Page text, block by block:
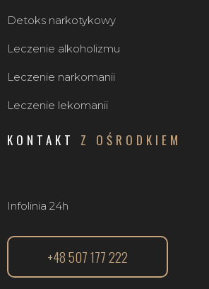
Detoks narkotykowy
Leczenie alkoholizmu
Leczenie narkomanii
Leczenie lekomanii
KONTAKT Z OŚRODKIEM
Infolinia 24h
+48 507 177 222